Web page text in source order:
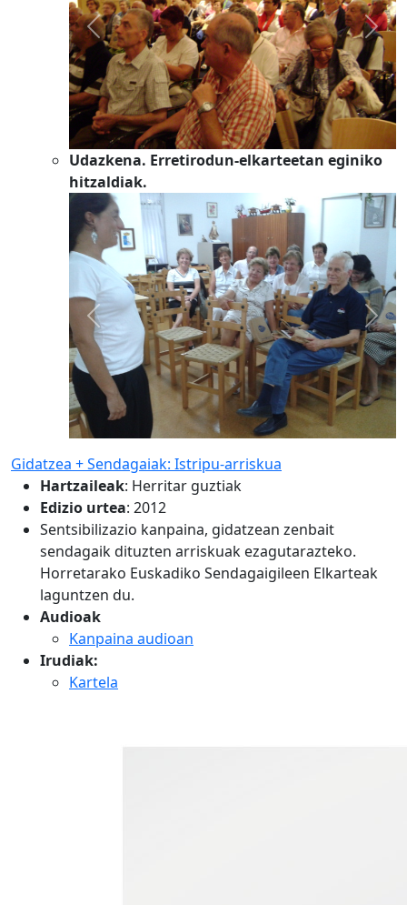
Previous Next
Udazkena. Erretirodun-elkarteetan eginiko
hitzaldiak.
Previous Next
Gidatzea + Sendagaiak: Istripu-arriskua
Hartzaileak: Herritar guztiak
Edizio urtea: 2012
Sentsibilizazio kanpaina, gidatzean zenbait
sendagaik dituzten arriskuak ezagutarazteko.
Horretarako Euskadiko Sendagaigileen Elkarteak
laguntzen du.
Audioak
Kanpaina audioan
Irudiak:
Kartela